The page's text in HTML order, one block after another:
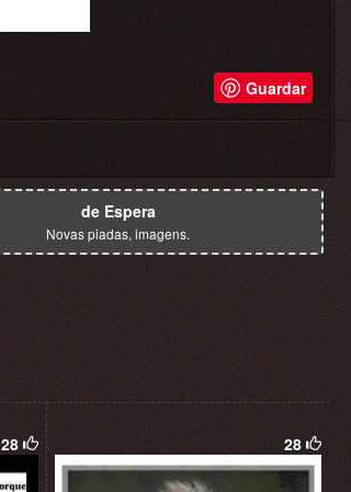
Guardar
de Espera
Novas piadas, imagens.
28 28